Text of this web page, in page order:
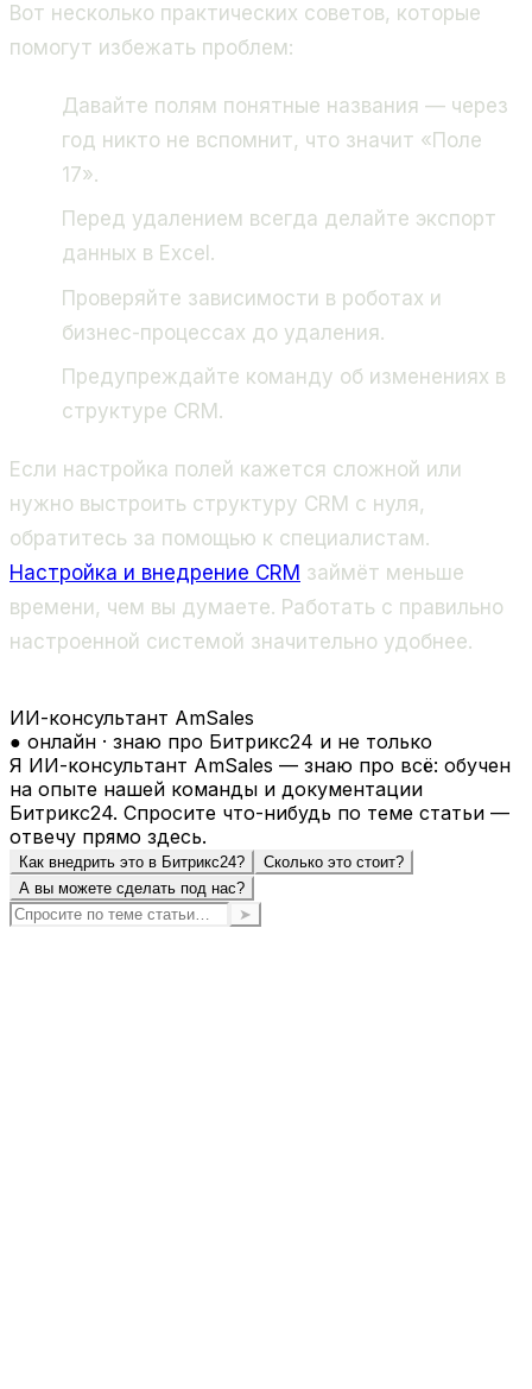
Вот несколько практических советов, которые
помогут избежать проблем:
Давайте полям понятные названия — через
год никто не вспомнит, что значит «Поле
17».
Перед удалением всегда делайте экспорт
данных в Excel.
Проверяйте зависимости в роботах и
бизнес-процессах до удаления.
Предупреждайте команду об изменениях в
структуре CRM.
Если настройка полей кажется сложной или
нужно выстроить структуру CRM с нуля,
обратитесь за помощью к специалистам.
Настройка и внедрение CRM займёт меньше
времени, чем вы думаете. Работать с правильно
настроенной системой значительно удобнее.
ИИ-консультант AmSales
● онлайн · знаю про Битрикс24 и не только
Я ИИ-консультант AmSales — знаю про всё: обучен
на опыте нашей команды и документации
Битрикс24. Спросите что-нибудь по теме статьи —
отвечу прямо здесь.
Как внедрить это в Битрикс24?
Сколько это стоит?
А вы можете сделать под нас?
➤